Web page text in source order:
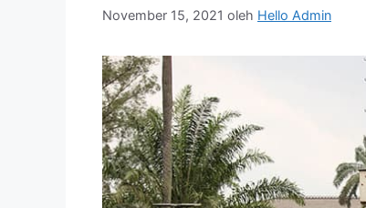
November 15, 2021 oleh Hello Admin